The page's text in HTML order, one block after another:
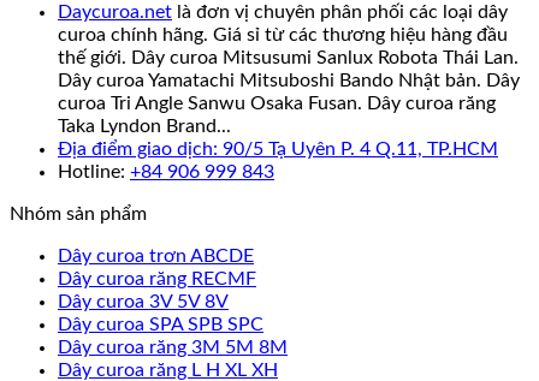
Daycuroa.net là đơn vị chuyên phân phối các loại dây
curoa chính hãng. Giá sỉ từ các thương hiệu hàng đầu
thế giới. Dây curoa Mitsusumi Sanlux Robota Thái Lan.
Dây curoa Yamatachi Mitsuboshi Bando Nhật bản. Dây
curoa Tri Angle Sanwu Osaka Fusan. Dây curoa răng
Taka Lyndon Brand...
Địa điểm giao dịch: 90/5 Tạ Uyên P. 4 Q.11, TP.HCM
Hotline: +84 906 999 843
Nhóm sản phẩm
Dây curoa trơn ABCDE
Dây curoa răng RECMF
Dây curoa 3V 5V 8V
Dây curoa SPA SPB SPC
Dây curoa răng 3M 5M 8M
Dây curoa răng L H XL XH